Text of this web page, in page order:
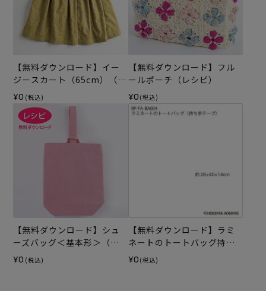
【無料ダウンロード】イー
ジースカート（65cm）（レ
シピ）
¥0 (税込)
【無料ダウンロード】フル
ールポーチ（レシピ）
¥0 (税込)
【無料ダウンロード】シュ
ーズバッグ＜基本形＞（レ
シピ）
¥0 (税込)
【無料ダウンロード】ラミ
ネートのトートバッグ持ち
手テープ（レシピ）
¥0 (税込)